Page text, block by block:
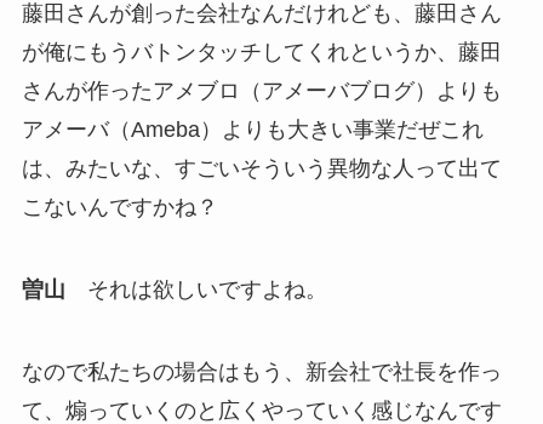
藤田さんが創った会社なんだけれども、藤田さん
が俺にもうバトンタッチしてくれというか、藤田
さんが作ったアメブロ（アメーバブログ）よりも
アメーバ（Ameba）よりも大きい事業だぜこれ
は、みたいな、すごいそういう異物な人って出て
こないんですかね？
曽山 それは欲しいですよね。
なので私たちの場合はもう、新会社で社長を作っ
て、煽っていくのと広くやっていく感じなんです